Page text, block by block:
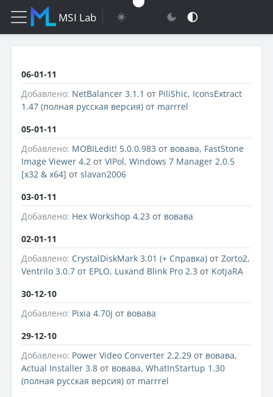
MSI Lab
06-01-11
Добавлено: NetBalancer 3.1.1 от PiliShic, IconsExtract
1.47 (полная русская версия) от marrrel
05-01-11
Добавлено: MOBILedit! 5.0.0.983 от вовава, FastStone
Image Viewer 4.2 от VIPol, Windows 7 Manager 2.0.5
[x32 & x64] от slavan2006
03-01-11
Добавлено: Hex Workshop 4.23 от вовава
02-01-11
Добавлено: CrystalDiskMark 3.01 (+ Справка) от Zorto2,
Ventrilo 3.0.7 от EPLO, Luxand Blink Pro 2.3 от KotjaRA
30-12-10
Добавлено: Pixia 4.70j от вовава
29-12-10
Добавлено: Power Video Converter 2.2.29 от вовава,
Actual Installer 3.8 от вовава, WhatInStartup 1.30
(полная русская версия) от marrrel